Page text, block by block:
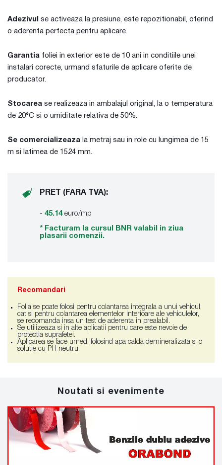
Adezivul se activeaza la presiune, este repozitionabil, oferind
o aderenta perfecta pentru aplicare.
Garantia foliei in exterior este de 10 ani in conditiile unei
instalari corecte, urmand sfaturile de aplicare oferite de
producator.
Stocarea se realizeaza in ambalajul original, la o temperatura
de 20°C si o umiditate relativa de 50%.
Se comercializeaza la metraj sau in role cu lungimea de 15
m si latimea de 1524 mm.
PRET (FARA TVA):
- 45.14euro/mp
* Facturam la cursul BNR valabil in ziua
plasarii comenzii.
Recomandari
Folia se poate folosi pentru colantarea integrala a unui vehicul,
cat si pentru colantarea elementelor interioare ale vehiculelor,
se recomanda insa un test de aderenta in prealabil.
Se utilizeaza si in alte aplicatii pentru care este nevoie de
protectia suprafetei.
Aplicarea se face umed, folosind apa calda demineralizata si o
solutie cu PH neutru.
Noutati si evenimente